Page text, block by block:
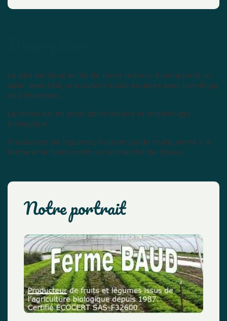
Le gîte est situé au 1er de notre maison. Il comprend un
salon avec télé, une cuisine toute équipée avec lave-linge
et 2 chambres.
La ferme est en production laitière et maraîchage
biologique.
Production de légumes, fruits et jus de fruits, vente à la
ferme et le lundi matin sur le marché de Cluses.
notre portrait